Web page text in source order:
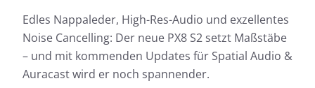
Edles Nappaleder, High-Res-Audio und exzellentes
Noise Cancelling: Der neue PX8 S2 setzt Maßstäbe
– und mit kommenden Updates für Spatial Audio &
Auracast wird er noch spannender.